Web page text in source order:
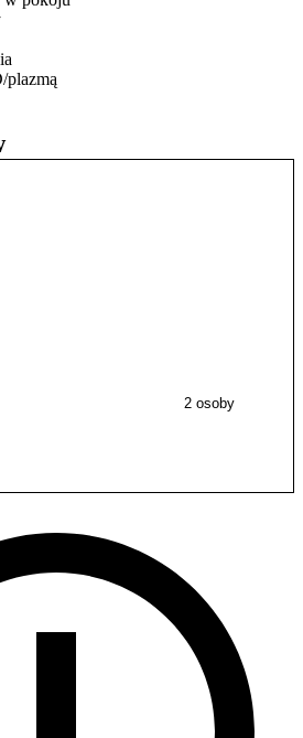
2 osoby
plazmą